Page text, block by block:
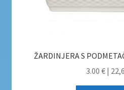
ŽARDINJERA S
3.00 € |